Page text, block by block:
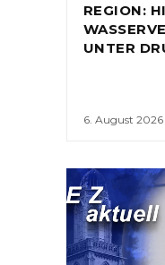
REGION:
UNTER
6. August 2026